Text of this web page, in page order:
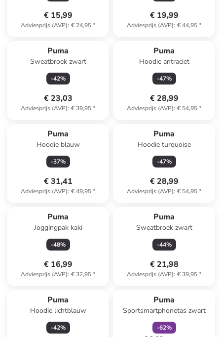
€ 15,99
Adviesprijs (AVP): € 24,95*
€ 19,99
Adviesprijs (AVP): € 44,95*
Puma
Sweatbroek zwart
-42%
€ 23,03
Adviesprijs (AVP): € 39,95*
Puma
Hoodie antraciet
-47%
€ 28,99
Adviesprijs (AVP): € 54,95*
Puma
Hoodie blauw
-37%
€ 31,41
Adviesprijs (AVP): € 49,95*
Puma
Hoodie turquoise
-47%
€ 28,99
Adviesprijs (AVP): € 54,95*
Puma
Joggingpak kaki
-48%
€ 16,99
Adviesprijs (AVP): € 32,95*
Puma
Sweatbroek zwart
-44%
€ 21,98
Adviesprijs (AVP): € 39,95*
Puma
Hoodie lichtblauw
-42%
Puma
Sportsmartphonetas zwart
-62%